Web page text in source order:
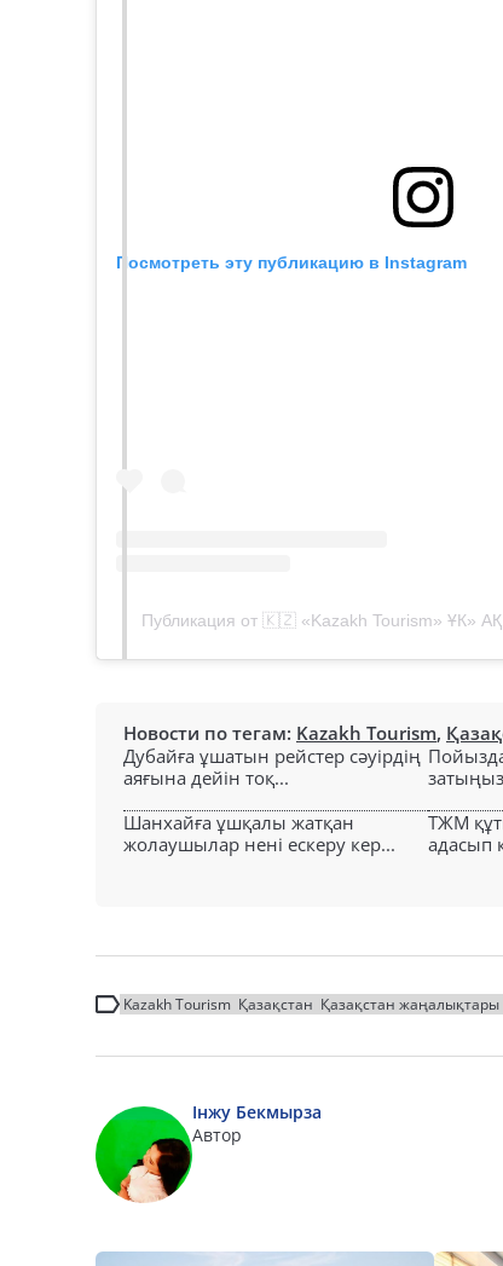
Посмотреть эту публикацию в Instagram
Публикация от 🇰🇿 «Kazakh Tourism» ҰК»
Новости по тегам: Kazakh Tourism,
Дубайға ұшатын рейстер сәуірдің
аяғына дейін тоқ...
Шанхайға ұшқалы жатқан
жолаушылар нені ескеру кер...
ТЖМ
адасып
Kazakh Tourism Қазақстан Қазақстан жаңалықтары
Інжу Бекмырза
Автор